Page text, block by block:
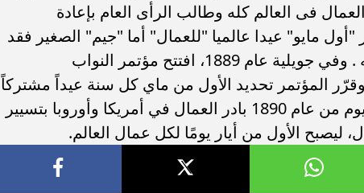
فى العالم كله وطالب الرأى العام بإعادة
"أول مايو" عيدا عالميا "للعمال" أما "جيم" الصغير فقد
رفع رأسه بين زملائه ونشر خطاب أبيه إليه . وفي جويلية عام 1889، افتتح مؤتمر النواب
المؤتمر تحديد الأول من ماي كل سنة عيداً مشتركاً
لجميع البروليتاريين في العالم، وفي هذا اليوم من عام 1890 بادر العمال في أمريكا وأوروبا بتسيير
ليصبح الأول من أيار يومًا لكل عمال العالم.